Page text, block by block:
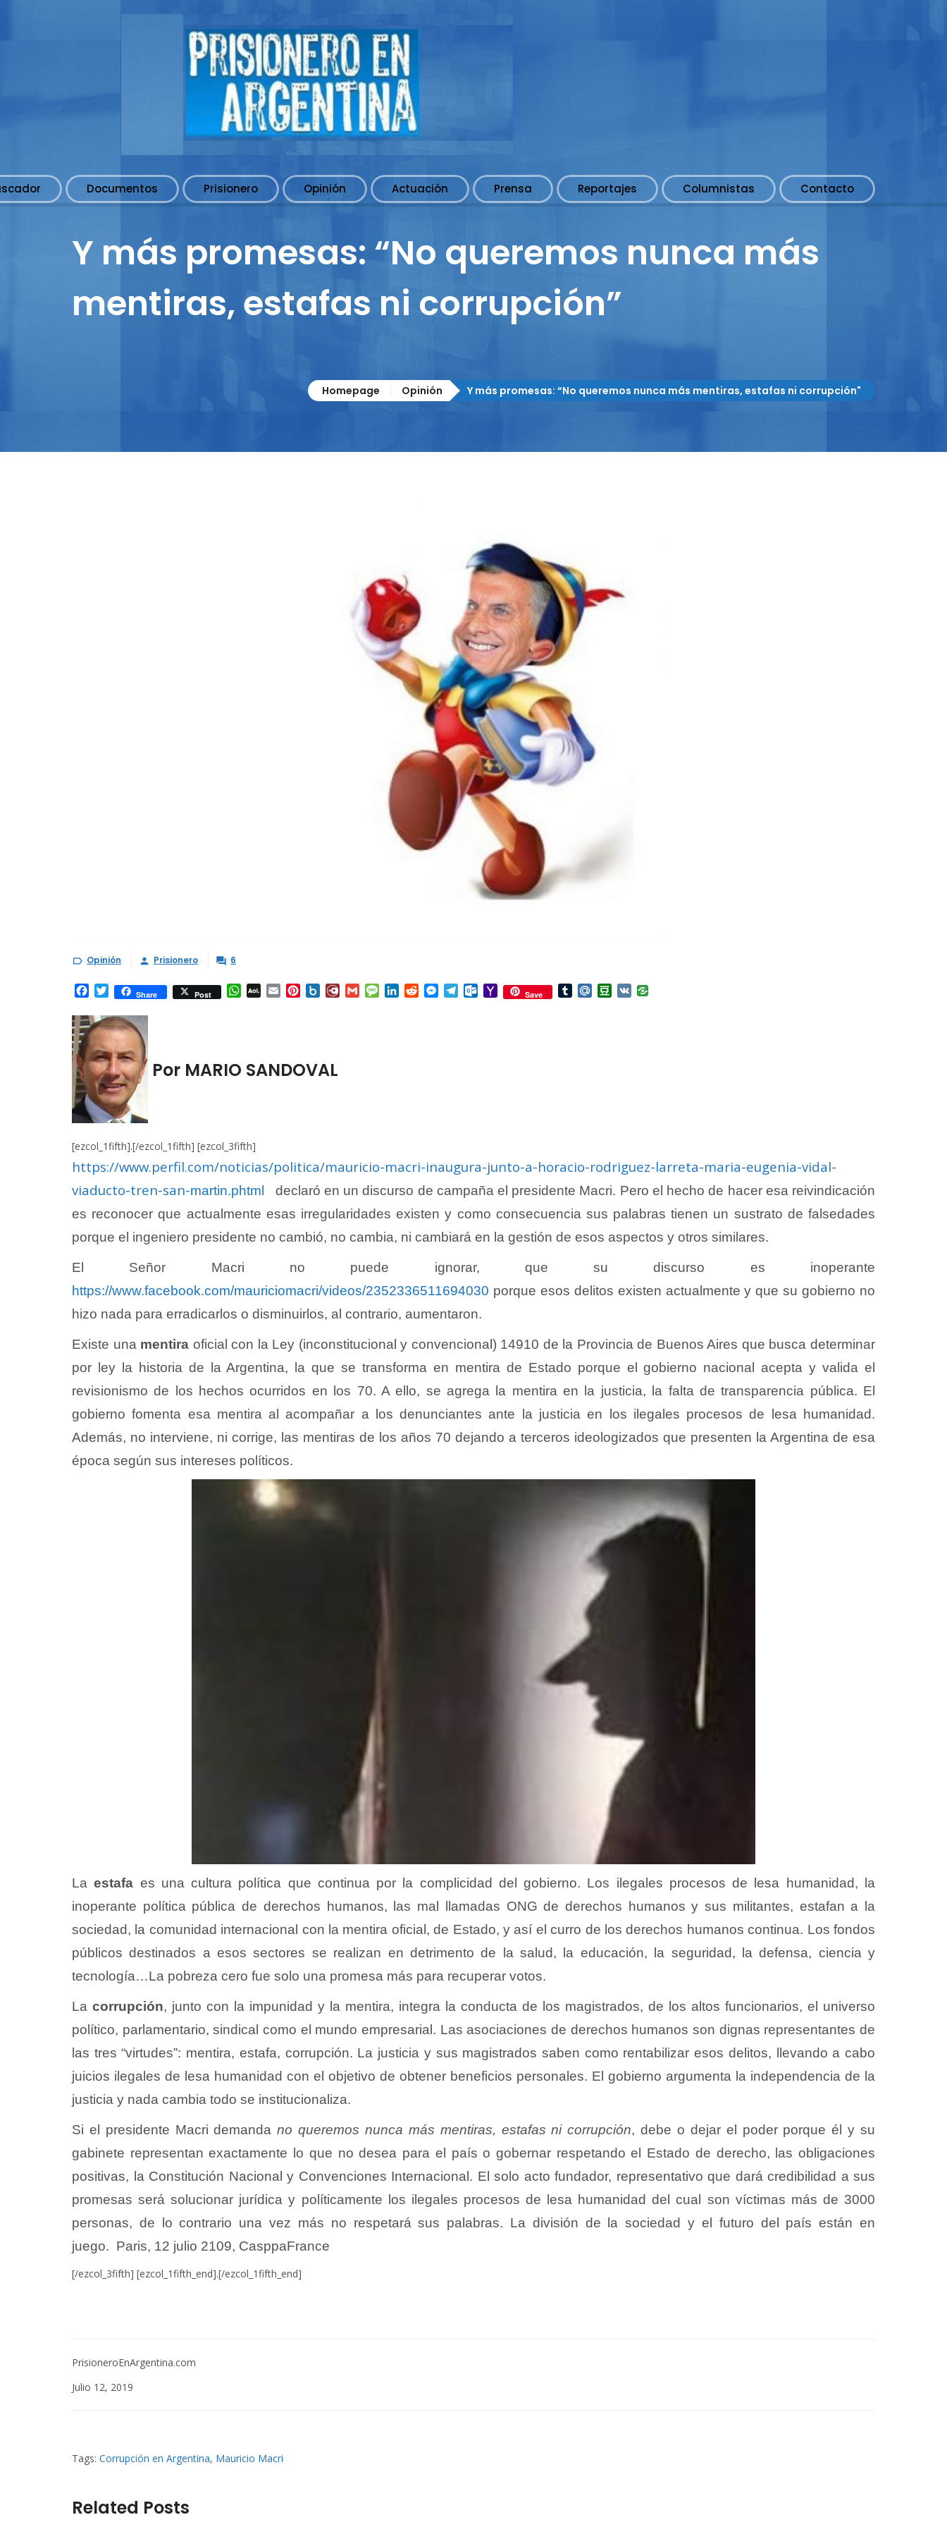
Documentos Prisionero Opinión Actuación Prensa Reportajes Columnistas Contacto
Y más promesas: “No queremos nunca más
mentiras, estafas ni corrupción”
Homepage Opinión Y más promesas: “No queremos nunca más mentiras, estafas ni corrupción"
 Opinión  Prisionero  6
Facebook
TwitterShare Post WhatsApp
AOL EmailPinterest
Box.netDiary.Ru
GmailMessage
LinkedIn
RedditMessenger
Telegram
Outlook.com
Yahoo
Mail
Save TumblrMail.RuDouban
VK
Por MARIO SANDOVAL
[ezcol_1fifth].[/ezcol_1fifth] [ezcol_3fifth]
https://www.perfil.com/noticias/politica/mauricio-macri-inaugura-junto-a-horacio-rodriguez-larreta-maria-eugenia-vidal-
viaducto-tren-san-martin.phtml declaró en un discurso de campaña el presidente Macri. Pero el hecho de hacer esa reivindicación
es reconocer que actualmente esas irregularidades existen y como consecuencia sus palabras tienen un sustrato de falsedades
porque el ingeniero presidente no cambió, no cambia, ni cambiará en la gestión de esos aspectos y otros similares.
El Señor Macri no puede ignorar, que su discurso es inoperante
https://www.facebook.com/mauriciomacri/videos/2352336511694030 porque esos delitos existen actualmente y que su gobierno no
hizo nada para erradicarlos o disminuirlos, al contrario, aumentaron.
Existe una mentira oficial con la Ley (inconstitucional y convencional) 14910 de la Provincia de Buenos Aires que busca determinar
por ley la historia de la Argentina, la que se transforma en mentira de Estado porque el gobierno nacional acepta y valida el
revisionismo de los hechos ocurridos en los 70. A ello, se agrega la mentira en la justicia, la falta de transparencia pública. El
gobierno fomenta esa mentira al acompañar a los denunciantes ante la justicia en los ilegales procesos de lesa humanidad.
Además, no interviene, ni corrige, las mentiras de los años 70 dejando a terceros ideologizados que presenten la Argentina de esa
época según sus intereses políticos.
Laestafa es una cultura política que continua por la complicidad del gobierno. Los ilegales procesos de lesa humanidad, la
inoperante política pública de derechos humanos, las mal llamadas ONG de derechos humanos y sus militantes, estafan a la
sociedad, la comunidad internacional con la mentira oficial, de Estado, y así el curro de los derechos humanos continua. Los fondos
públicos destinados a esos sectores se realizan en detrimento de la salud, la educación, la seguridad, la defensa, ciencia y
tecnología…La pobreza cero fue solo una promesa más para recuperar votos.
La corrupción, junto con la impunidad y la mentira, integra la conducta de los magistrados, de los altos funcionarios, el universo
político, parlamentario, sindical como el mundo empresarial. Las asociaciones de derechos humanos son dignas representantes de
las tres “virtudes”: mentira, estafa, corrupción. La justicia y sus magistrados saben como rentabilizar esos delitos, llevando a cabo
juicios ilegales de lesa humanidad con el objetivo de obtener beneficios personales. El gobierno argumenta la independencia de la
justicia y nada cambia todo se institucionaliza.
Si el presidente Macri demandano queremos nunca más mentiras, estafas ni corrupción, debe o dejar el poder porque él y su
gabinete representan exactamente lo que no desea para el país o gobernar respetando el Estado de derecho, las obligaciones
positivas, la Constitución Nacional y Convenciones Internacional. El solo acto fundador, representativo que dará credibilidad a sus
promesas será solucionar jurídica y políticamente los ilegales procesos de lesa humanidad del cual son víctimas más de 3000
personas, de lo contrario una vez más no respetará sus palabras. La división de la sociedad y el futuro del país están en
juego. Paris, 12 julio 2109, CasppaFrance
[/ezcol_3fifth] [ezcol_1fifth_end].[/ezcol_1fifth_end]
PrisioneroEnArgentina.com
Julio 12, 2019
Tags: Corrupción en Argentina, Mauricio Macri
Related Posts